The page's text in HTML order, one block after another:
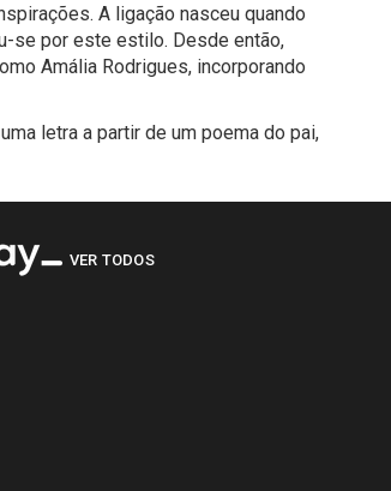
A ligação nasceu quando
se por este estilo. Desde então,
Amália Rodrigues, incorporando
letra a partir de um poema do pai,
VER TODOS